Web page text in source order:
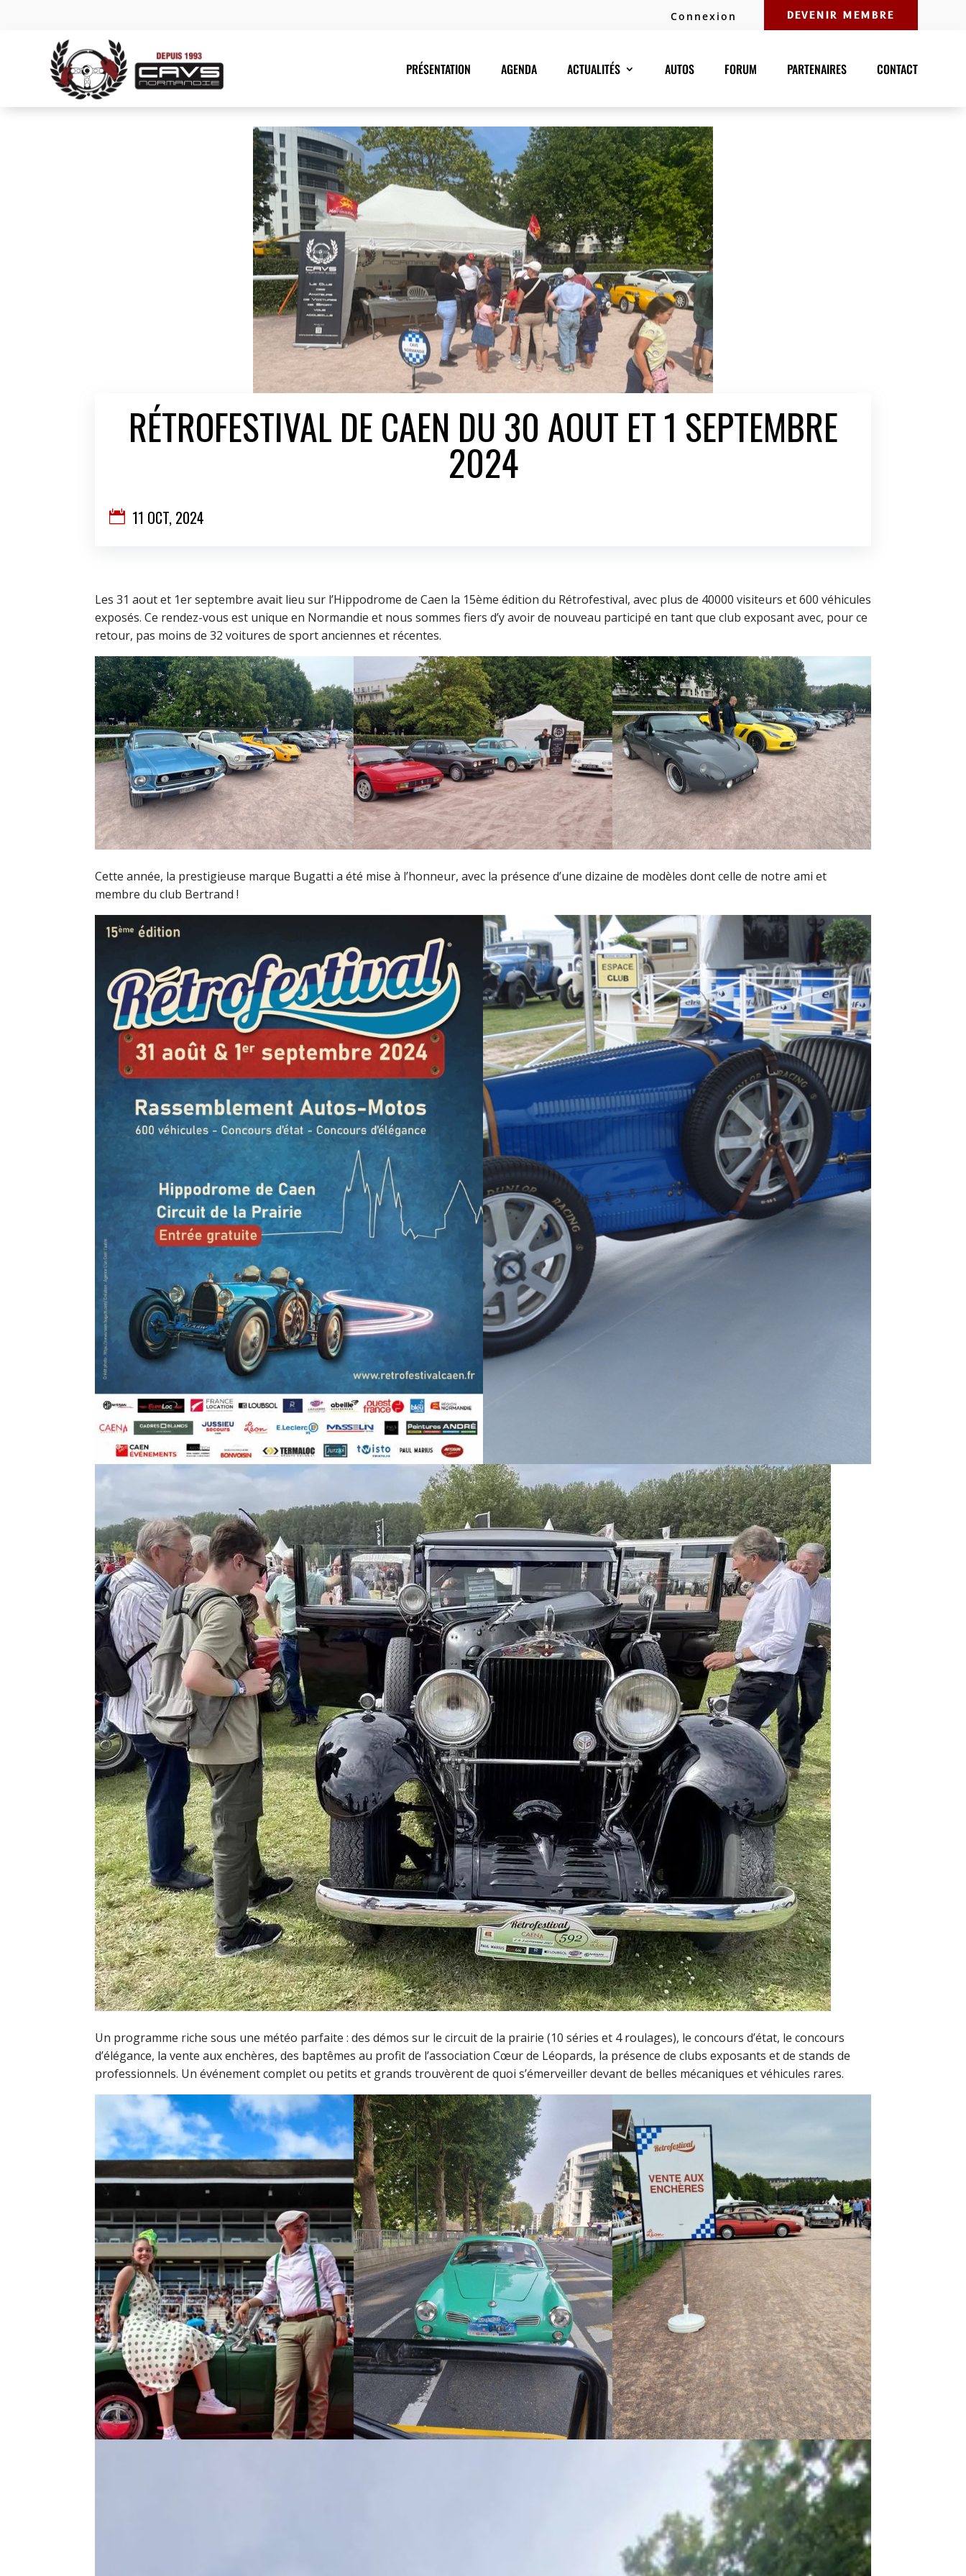
Connexion DEVENIR MEMBRE
PRÉSENTATION AGENDA ACTUALITÉS AUTOS FORUM PARTENAIRES CONTACT
RÉTROFESTIVAL DE CAEN DU 30 AOUT ET 1 SEPTEMBRE
2024
 11 OCT, 2024
Les 31 aout et 1er septembre avait lieu sur l’Hippodrome de Caen la 15ème édition du Rétrofestival, avec plus de 40000 visiteurs et 600 véhicules
exposés. Ce rendez-vous est unique en Normandie et nous sommes fiers d’y avoir de nouveau participé en tant que club exposant avec, pour ce
retour, pas moins de 32 voitures de sport anciennes et récentes.
Cette année, la prestigieuse marque Bugatti a été mise à l’honneur, avec la présence d’une dizaine de modèles dont celle de notre ami et
membre du club Bertrand !
Un programme riche sous une météo parfaite : des démos sur le circuit de la prairie (10 séries et 4 roulages), le concours d’état, le concours
d’élégance, la vente aux enchères, des baptêmes au profit de l’association Cœur de Léopards, la présence de clubs exposants et de stands de
professionnels. Un événement complet ou petits et grands trouvèrent de quoi s’émerveiller devant de belles mécaniques et véhicules rares.